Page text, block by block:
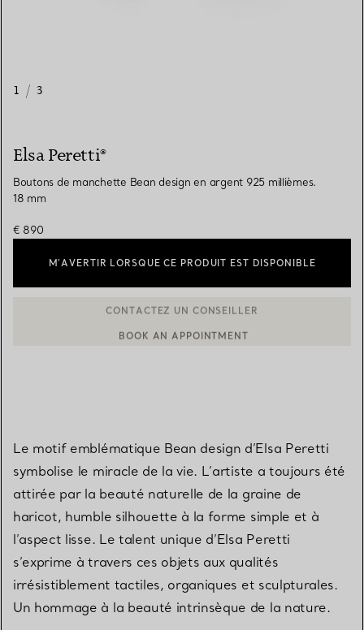
1 / 3
Elsa Peretti®
Boutons de manchette Bean design en argent 925 millièmes.
18 mm
€ 890
M’AVERTIR LORSQUE CE PRODUIT EST DISPONIBLE
Le motif emblématique Bean design d’Elsa Peretti
symbolise le miracle de la vie. L’artiste a toujours été
attirée par la beauté naturelle de la graine de
haricot, humble silhouette à la forme simple et à
l’aspect lisse. Le talent unique d’Elsa Peretti
s’exprime à travers ces objets aux qualités
irrésistiblement tactiles, organiques et sculpturales.
Un hommage à la beauté intrinsèque de la nature.